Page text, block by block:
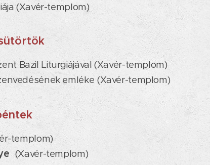
(Xavér-templom)
Bazil Liturgiájával (Xavér-templom)
emléke (Xavér-templom)
templom)
(Xavér-templom)